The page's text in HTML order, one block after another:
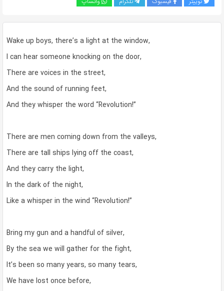
Wake up boys, there’s a light at the window,
I can hear someone knocking on the door,
There are voices in the street,
And the sound of running feet,
And they whisper the word “Revolution!”
There are men coming down from the valleys,
There are tall ships lying off the coast,
And they carry the light,
In the dark of the night,
Like a whisper in the wind “Revolution!”
Bring my gun and a handful of silver,
By the sea we will gather for the fight,
It’s been so many years, so many tears,
We have lost once before,